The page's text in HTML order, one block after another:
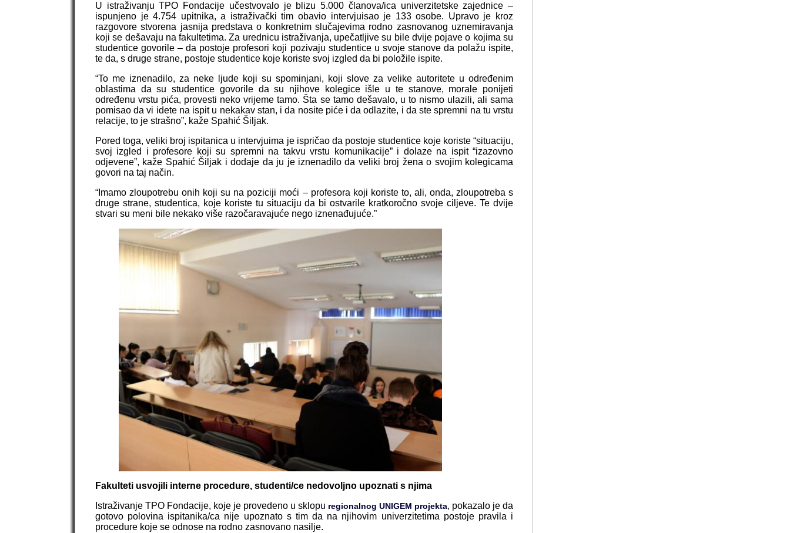
U istraživanju TPO Fondacije učestvovalo je blizu 5.000 članova/ica univerzitetske zajednice –
ispunjeno je 4.754 upitnika, a istraživački tim obavio intervjuisao je 133 osobe. Upravo je kroz
razgovore stvorena jasnija predstava o konkretnim slučajevima rodno zasnovanog uznemiravanja
koji se dešavaju na fakultetima. Za urednicu istraživanja, upečatljive su bile dvije pojave o kojima su
studentice govorile – da postoje profesori koji pozivaju studentice u svoje stanove da polažu ispite,
te da, s druge strane, postoje studentice koje koriste svoj izgled da bi položile ispite.
“To me iznenadilo, za neke ljude koji su spominjani, koji slove za velike autoritete u određenim
oblastima da su studentice govorile da su njihove kolegice išle u te stanove, morale ponijeti
određenu vrstu pića, provesti neko vrijeme tamo. Šta se tamo dešavalo, u to nismo ulazili, ali sama
pomisao da vi idete na ispit u nekakav stan, i da nosite piće i da odlazite, i da ste spremni na tu vrstu
relacije, to je strašno”, kaže Spahić Šiljak.
Pored toga, veliki broj ispitanica u intervjuima je ispričao da postoje studentice koje koriste “situaciju,
svoj izgled i profesore koji su spremni na takvu vrstu komunikacije” i dolaze na ispit “izazovno
odjevene”, kaže Spahić Šiljak i dodaje da ju je iznenadilo da veliki broj žena o svojim kolegicama
govori na taj način.
“Imamo zloupotrebu onih koji su na poziciji moći – profesora koji koriste to, ali, onda, zloupotreba s
druge strane, studentica, koje koriste tu situaciju da bi ostvarile kratkoročno svoje ciljeve. Te dvije
stvari su meni bile nekako više razočaravajuće nego iznenađujuće.”
Fakulteti usvojili interne procedure, studenti/ce nedovoljno upoznati s njima
Istraživanje TPO Fondacije, koje je provedeno u sklopu regionalnog UNIGEM projekta, pokazalo je da
gotovo polovina ispitanika/ca nije upoznato s tim da na njihovim univerzitetima postoje pravila i
procedure koje se odnose na rodno zasnovano nasilje.